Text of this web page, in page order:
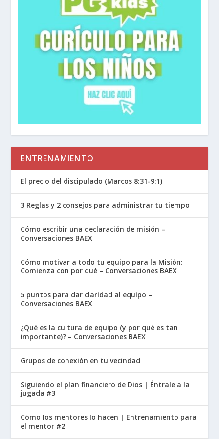
Pablo toma esa imagen conocida de la mitología
pagana —personas arrebatadas por seres
divinos— y la redefine con verdad. No presenta
a un dios impulsivo que actúa arbitrariamente,
sino al Señor Jesucristo reuniendo a Su pueblo
con amor y poder. No es una experiencia
individual, sino colectiva, para toda la iglesia.
Ahora que entendemos el contexto bíblico y
cultural detrás del rapto, podemos ir versículo
por versículo para descubrir lo que Pablo quiso
enseñar.
queremos que ignoren lo que va a pasar con los
como esos otros que no tienen esperanza.
Aquí, probablemente Pablo está respondiendo a
inquietudes sobre creyentes que habían
hace referencia a la metáfora del sueño. En el
Nuevo Testamento, la muerte de los creyentes
es descrita con frecuencia como “dormir”.
Jesús dice que Lázaro “se ha dormido”, y
7:60, donde Esteban cae “dormido” al morir. Esta
metáfora comunica descanso, paz y la
expectativa de un despertar. La muerte no es
ENTRENAMIENTO
El precio del discipulado (Marcos 8:31-9:1)
3 Reglas y 2 consejos para administrar tu tiempo
Cómo escribir una declaración de misión –
Conversaciones BAEX
Cómo motivar a todo tu equipo para la Misión:
Comienza con por qué – Conversaciones BAEX
5 puntos para dar claridad al equipo –
Conversaciones BAEX
¿Qué es la cultura de equipo (y por qué es tan
importante)? – Conversaciones BAEX
Grupos de conexión en tu vecindad
Siguiendo el plan financiero de Dios | Éntrale a la
jugada #3
Cómo los mentores lo hacen | Entrenamiento para
el mentor #2